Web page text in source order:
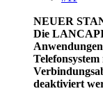
NEUER
Die
deaktiviert